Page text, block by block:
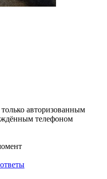
авторизованным
телефоном